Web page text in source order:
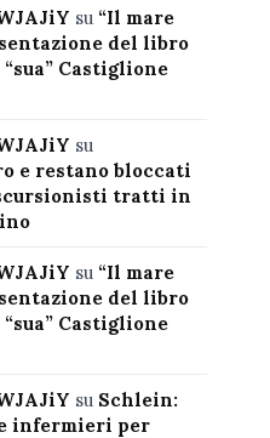
su “Il mare
del libro
Castiglione
su
e restano bloccati
tratti in
su “Il mare
del libro
Castiglione
su Schlein:
infermieri per